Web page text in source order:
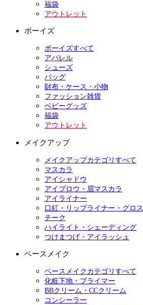
福袋
アウトレット
ボーイズ
ボーイズすべて
アパレル
シューズ
バッグ
財布・ケース・小物
ファッション雑貨
ベビーグッズ
福袋
アウトレット
メイクアップ
メイクアップカテゴリすべて
マスカラ
アイシャドウ
アイブロウ・眉マスカラ
アイライナー
口紅・リップライナー・グロス
チーク
ハイライト・シェーディング
つけまつげ・アイラッシュ
ベースメイク
ベースメイクカテゴリすべて
化粧下地・プライマー
BBクリーム・CCクリーム
コンシーラー